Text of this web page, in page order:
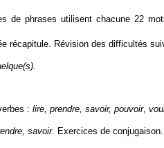
de phrases utilisent chacune 22
récapitule. Révision des difficultés
: lire, prendre, savoir, pouvoir,
savoir. Exercices de conjugaison.